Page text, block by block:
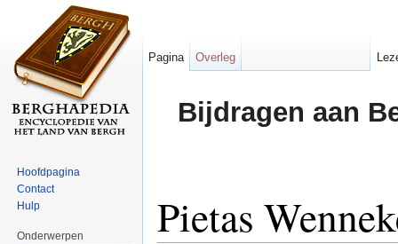
Bijdragen aan
Pietas
Pagina Overleg
Hoofdpagina
Contact
Hulp
Onderwerpen